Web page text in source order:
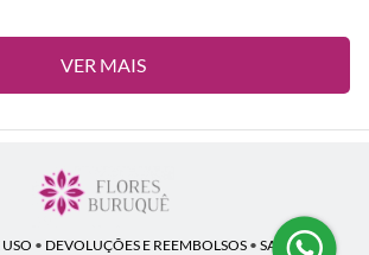
VER MAIS
• DEVOLUÇÕES E REEMBOLSOS • SAC